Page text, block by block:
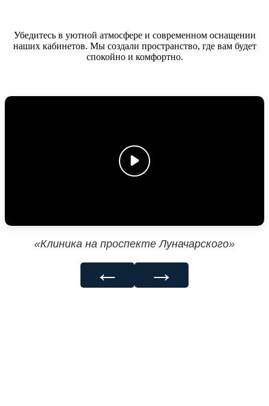
Убедитесь в уютной атмосфере и современном оснащении
наших кабинетов. Мы создали пространство, где вам будет
спокойно и комфортно.
«Клиника на проспекте Луначарского»
← →